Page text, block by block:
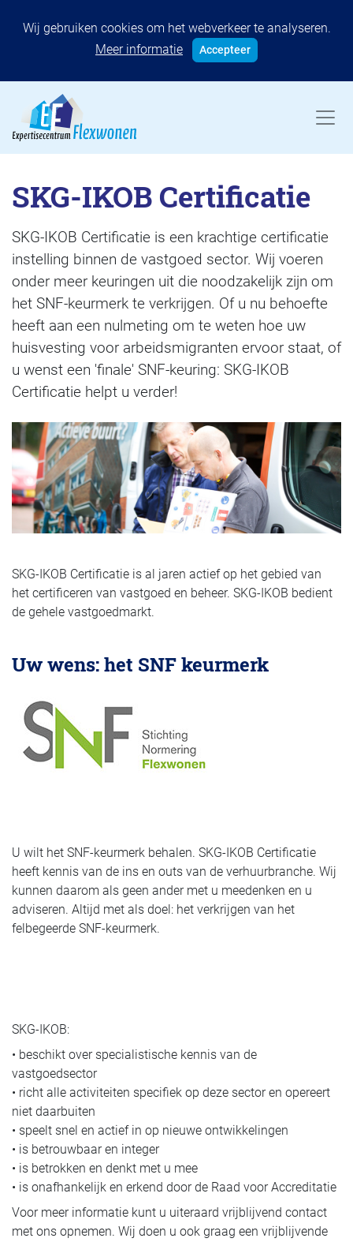
Wij gebruiken cookies om het webverkeer te analyseren.
Meer informatie
Accepteer
SKG-IKOB Certificatie
SKG-IKOB Certificatie is een krachtige certificatie
instelling binnen de vastgoed sector. Wij voeren
onder meer keuringen uit die noodzakelijk zijn om
het SNF-keurmerk te verkrijgen. Of u nu behoefte
heeft aan een nulmeting om te weten hoe uw
huisvesting voor arbeidsmigranten ervoor staat, of
u wenst een 'finale' SNF-keuring: SKG-IKOB
Certificatie helpt u verder!
SKG-IKOB Certificatie is al jaren actief op het gebied van
het certificeren van vastgoed en beheer. SKG-IKOB bedient
de gehele vastgoedmarkt.
Uw wens: het SNF keurmerk
U wilt het SNF-keurmerk behalen. SKG-IKOB Certificatie
heeft kennis van de ins en outs van de verhuurbranche. Wij
kunnen daarom als geen ander met u meedenken en u
adviseren. Altijd met als doel: het verkrijgen van het
felbegeerde SNF-keurmerk.
SKG-IKOB:
• beschikt over specialistische kennis van de
vastgoedsector
• richt alle activiteiten specifiek op deze sector en opereert
niet daarbuiten
• speelt snel en actief in op nieuwe ontwikkelingen
• is betrouwbaar en integer
• is betrokken en denkt met u mee
• is onafhankelijk en erkend door de Raad voor Accreditatie
Voor meer informatie kunt u uiteraard vrijblijvend contact
met ons opnemen. Wij doen u ook graag een vrijblijvende